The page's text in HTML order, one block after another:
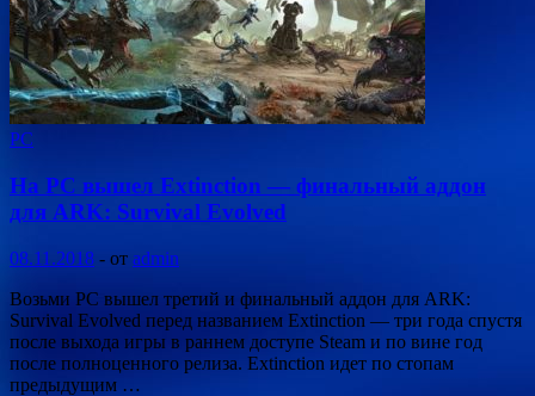
PC
На PC вышел Extinction — финальный аддон
для ARK: Survival Evolved
08.11.2018 - от admin
Возьми PC вышел третий и финальный аддон для ARK:
Survival Evolved перед названием Extinction — три года спустя
после выхода игры в раннем доступе Steam и по вине год
после полноценного релиза. Extinction идет по стопам
предыдущим …